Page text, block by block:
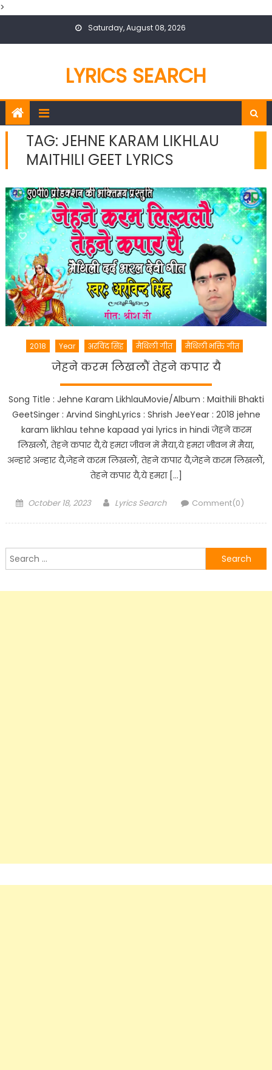
>
Saturday, August 08, 2026
LYRICS SEARCH
TAG: JEHNE KARAM LIKHLAU
MAITHILI GEET LYRICS
2018 Year अरविंद सिंह मैथिली गीत मैथिली भक्ति गीत
जेहने करम लिखलौं तेहने कपार यै
Song Title : Jehne Karam LikhlauMovie/Album : Maithili Bhakti
GeetSinger : Arvind SinghLyrics : Shrish JeeYear : 2018 jehne
karam likhlau tehne kapaad yai lyrics in hindi जेहने करम
लिखलौं, तेहने कपार यै,ये हमरा जीवन में मैया,ये हमरा जीवन में मैया,
अन्हारे अन्हार यै,जेहने करम लिखलौं, तेहने कपार यै,जेहने करम लिखलौं,
तेहने कपार यै,ये हमरा […]
Posted
October 18, 2023 Author
Lyrics Search Comment(0)
Search
for: